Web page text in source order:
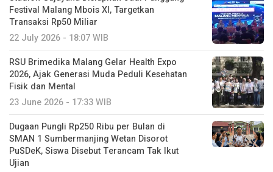
Festival Malang Mbois XI, Targetkan
Transaksi Rp50 Miliar
22 July 2026 - 18:07 WIB
RSU Brimedika Malang Gelar Health Expo
2026, Ajak Generasi Muda Peduli Kesehatan
Fisik dan Mental
23 June 2026 - 17:33 WIB
Dugaan Pungli Rp250 Ribu per Bulan di
SMAN 1 Sumbermanjing Wetan Disorot
PuSDeK, Siswa Disebut Terancam Tak Ikut
Ujian